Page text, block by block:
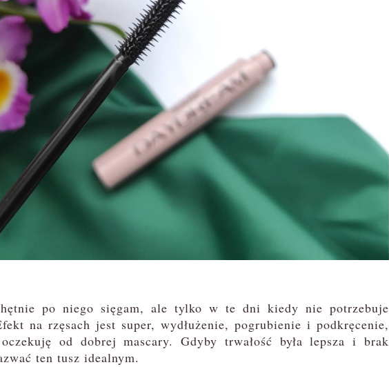
po niego sięgam, ale tylko w te dni kiedy nie potrzebuje
na rzęsach jest super, wydłużenie, pogrubienie i podkręcenie,
od dobrej mascary. Gdyby trwałość była lepsza i brak
ten tusz idealnym.